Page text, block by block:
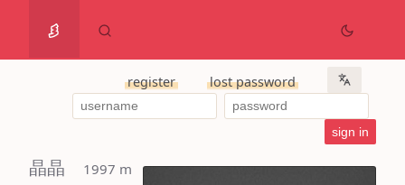
register lost password
晶晶 1997 m